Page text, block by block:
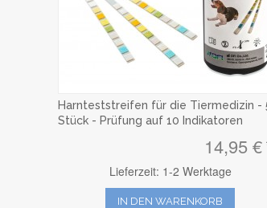
Harnteststreifen für die Tiermedizin -
Stück - Prüfung auf 10 Indikatoren
14,95 €
Lieferzeit: 1-2 Werktage
IN DEN WARENKORB